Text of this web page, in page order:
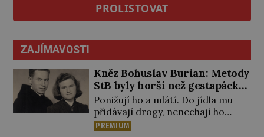
PROLISTOVAT
ZAJÍMAVOSTI
Kněz Bohuslav Burian: Metody
StB byly horší než gestapácké
trýznění
Ponižují ho a mlátí. Do jídla mu
přidávají drogy, nenechají ho
pořádně vyspat a smrtí vyhrožují i
PREMIUM